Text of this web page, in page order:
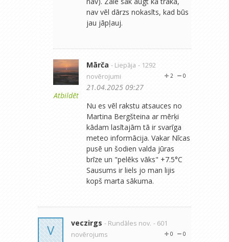
nav vēl dārzs nokasīts, kad būs
jau jāpļauj.
Atbildēt
Mārča - Liepāja - 1292
novērojumi
0
2
21.04.2025 09:27
Nu es vēl rakstu atsauces no
Martina Bergšteina ar mērķi
kādam lasītajām tā ir svarīga
meteo informācija. Vakar Nīcas
pusē un šodien valda jūras
brīze un "pelēks vāks" +7.5°C
Sausums ir liels jo man lijis
kopš marta sākuma.
V veczirgs - Rundāles nov. - 601
novērojums
0
0